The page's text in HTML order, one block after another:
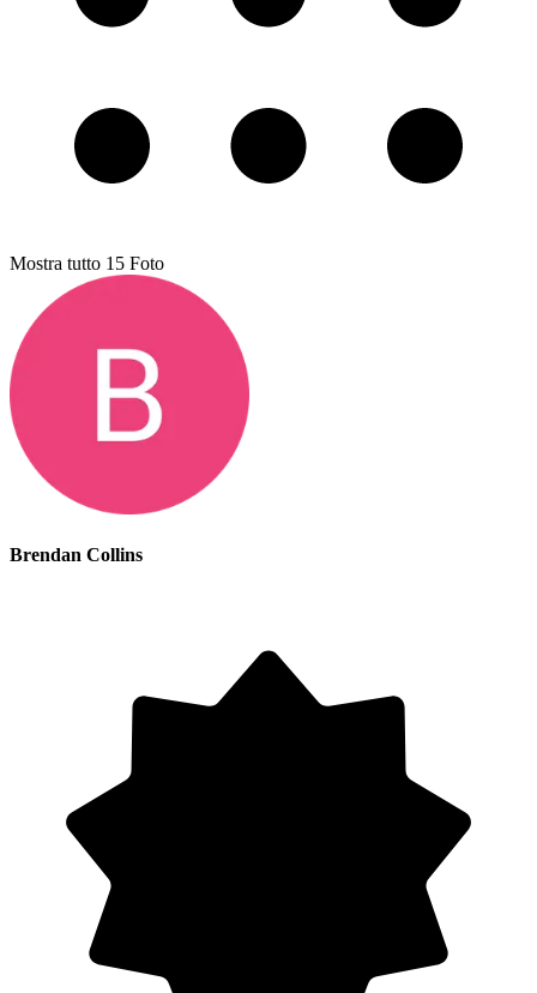
Mostra tutto 15 Foto
Brendan Collins